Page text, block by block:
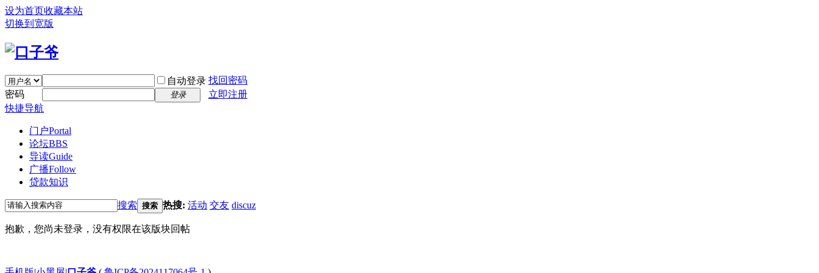
设为首页收藏本站
切换到宽版
自动登录 找回密码
密码
登录
立即注册
快捷导航
门户Portal
论坛BBS
导读Guide
广播Follow
贷款知识
搜索 搜索 热搜: 活动 交友 discuz
抱歉，您尚未登录，没有权限在该版块回帖